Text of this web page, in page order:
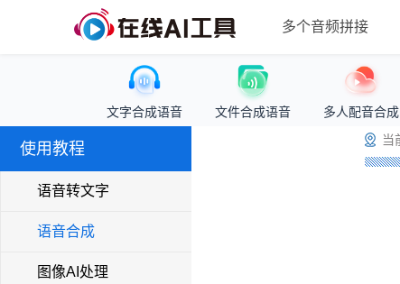
多个音频拼接
文字合成语音 文件合成语音 多人配音合成
使用教程
语音转文字
语音合成
图像AI处理
当